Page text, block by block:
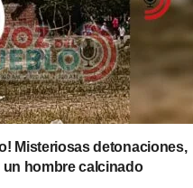
Misteriosas detonaciones,
hombre calcinado